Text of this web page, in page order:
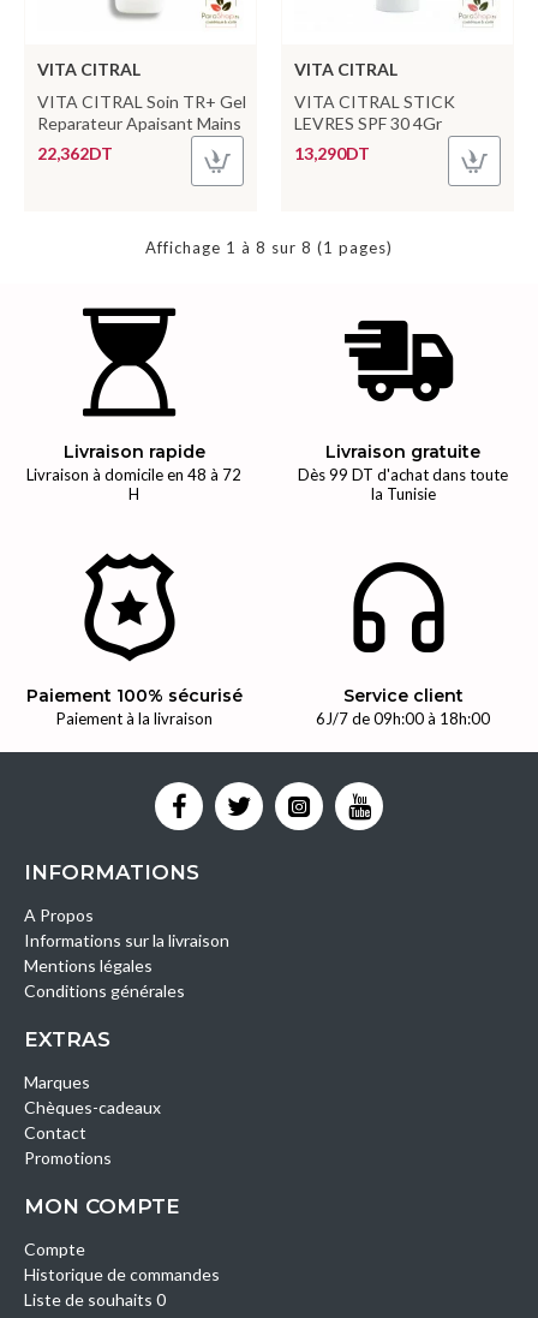
VITA CITRAL
VITA CITRAL Soin TR+ Gel
Reparateur Apaisant Mains
22,362DT
VITA CITRAL
VITA CITRAL STICK
LEVRES SPF 30 4Gr
13,290DT
Affichage 1 à 8 sur 8 (1 pages)
Livraison rapide
Livraison à domicile en 48 à 72
H
Livraison gratuite
Dès 99 DT d'achat dans toute
la Tunisie
Paiement 100% sécurisé
Paiement à la livraison
Service client
6J/7 de 09h:00 à 18h:00
INFORMATIONS
A Propos
Informations sur la livraison
Mentions légales
Conditions générales
EXTRAS
Marques
Chèques-cadeaux
Contact
Promotions
MON COMPTE
Compte
Historique de commandes
Liste de souhaits 0